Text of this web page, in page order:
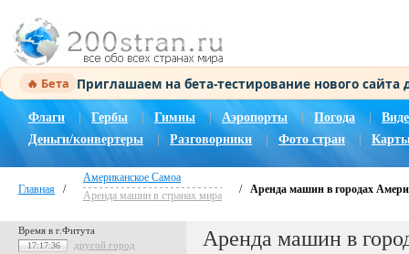
🔥 Бета Приглашаем на бета-тестирование нового
Флаги Гербы Гимны | Аэропорты Погода |
Деньги/конвертеры
Разговорники Фото стран
Главная /
Американское Самоа
Аренда машин в странах мира
/ Аренда машин в городах
Время в г.Фитута
17:17:37 другой город
Аренда машин в